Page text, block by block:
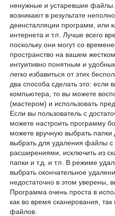
ненужные и устаревшие
возникают в результате
деинсталляции программ, или
интернета и т.п. Лучше всего
поскольку они могут со
пространство на вашем
интуитивно понятным и
легко избавиться от этих
два способа сделать это:
компьютера, то вы можете
(мастером) и использовать
Если вы пользователь с
можете настроить программу
можете вручную выбрать
выбрать для удаления файлы
расширениями, исключить из
папки и т.д. и т.п. В режиме
выбрать окончательное
недостаточно в этом уверены,
Программа очень проста в
как во время сканирования,
файлов.